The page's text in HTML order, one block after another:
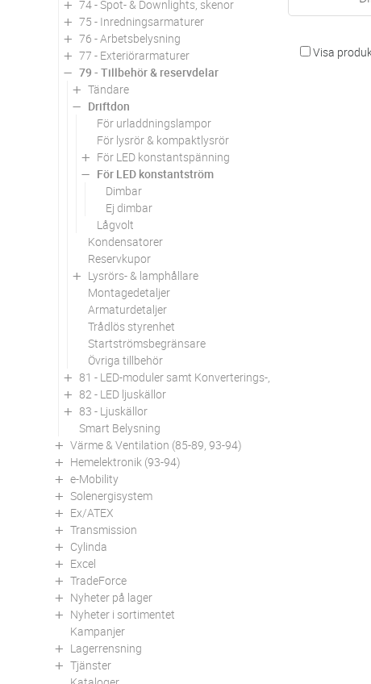
74 - Spot- & Downlights, skenor
75 - Inredningsarmaturer
76 - Arbetsbelysning
77 - Exteriörarmaturer
79 - Tillbehör & reservdelar
Tändare
Driftdon
För urladdningslampor
För lysrör & kompaktlysrör
För LED konstantspänning
För LED konstantström
Dimbar
Ej dimbar
Lågvolt
Kondensatorer
Reservkupor
Lysrörs- & lamphållare
Montagedetaljer
Armaturdetaljer
Trådlös styrenhet
Startströmsbegränsare
Övriga tillbehör
81 - LED-moduler samt Konverterings-, utbytes- och
82 - LED ljuskällor
83 - Ljuskällor
Smart Belysning
Värme & Ventilation (85-89, 93-94)
Hemelektronik (93-94)
e-Mobility
Solenergisystem
Ex/ATEX
Transmission
Cylinda
Excel
TradeForce
Nyheter på lager
Nyheter i sortimentet
Kampanjer
Lagerrensning
Tjänster
Visa